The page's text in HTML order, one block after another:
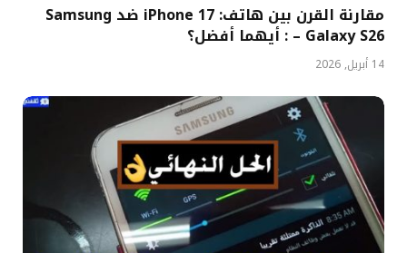
مقارنة القرن بين هاتف: iPhone 17 ضد Samsung
Galaxy S26 – : أيهما أفضل؟
14 أبريل, 2026